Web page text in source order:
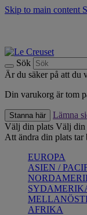
Skip to main content
Sök
Är du säker på att du
Din varukorg är tom
Stanna här
Lämna
Välj din plats Välj din
Att ändra din plats
EUROPA
ASIEN /
AFRIKA